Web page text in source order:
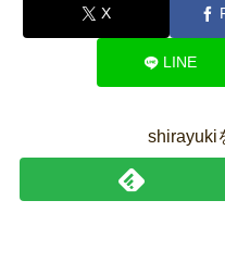
X
LINE
shirayuki